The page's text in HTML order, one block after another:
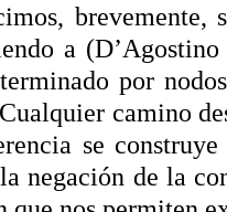
a (D’
por
camino
se
negación de la